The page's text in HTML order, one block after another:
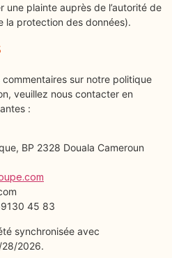
plainte auprès de l’autorité de
la protection des données).
sur notre politique
veuillez nous contacter en
:
BP 2328 Douala Cameroun
45 83
synchronisée avec
2026.